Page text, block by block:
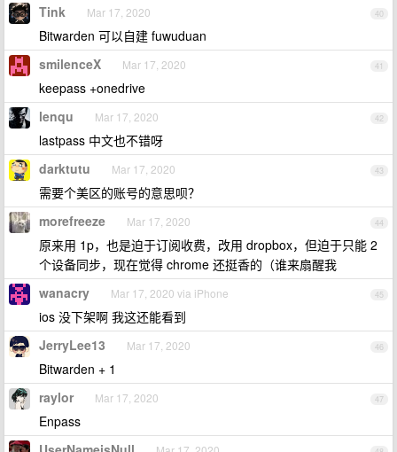
40
Tink Mar 17, 2020
Bitwarden 可以自建 fuwuduan
41
smilenceX Mar 17, 2020
keepass +onedrive
42
lenqu Mar 17, 2020
lastpass 中文也不错呀
43
darktutu Mar 17, 2020
需要个美区的账号的意思呗？
44
morefreeze Mar 17, 2020
原来用 1p，也是迫于订阅收费，改用 dropbox，但迫于只能 2
个设备同步，现在觉得 chrome 还挺香的（谁来扇醒我
45
wanacry Mar 17, 2020 via iPhone
ios 没下架啊 我这还能看到
46
JerryLee13 Mar 17, 2020
Bitwarden + 1
47
raylor Mar 17, 2020
Enpass